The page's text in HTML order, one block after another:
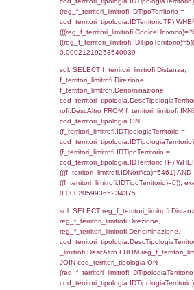
sql: SELECT
SEPARATOR '; ') AS
ON
executionMS:
sql: SELECT